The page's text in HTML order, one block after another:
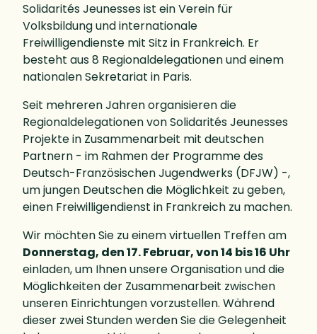
Solidarités Jeunesses ist ein Verein für
Volksbildung und internationale
Freiwilligendienste mit Sitz in Frankreich. Er
besteht aus 8 Regionaldelegationen und einem
nationalen Sekretariat in Paris.
Seit mehreren Jahren organisieren die
Regionaldelegationen von Solidarités Jeunesses
Projekte in Zusammenarbeit mit deutschen
Partnern - im Rahmen der Programme des
Deutsch-Französischen Jugendwerks (DFJW) -,
um jungen Deutschen die Möglichkeit zu geben,
einen Freiwilligendienst in Frankreich zu machen.
Wir möchten Sie zu einem virtuellen Treffen am
Donnerstag, den 17. Februar, von 14 bis 16 Uhr
einladen, um Ihnen unsere Organisation und die
Möglichkeiten der Zusammenarbeit zwischen
unseren Einrichtungen vorzustellen. Während
dieser zwei Stunden werden Sie die Gelegenheit